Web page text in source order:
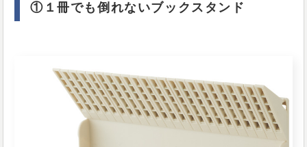
①１冊でも倒れないブックスタンド